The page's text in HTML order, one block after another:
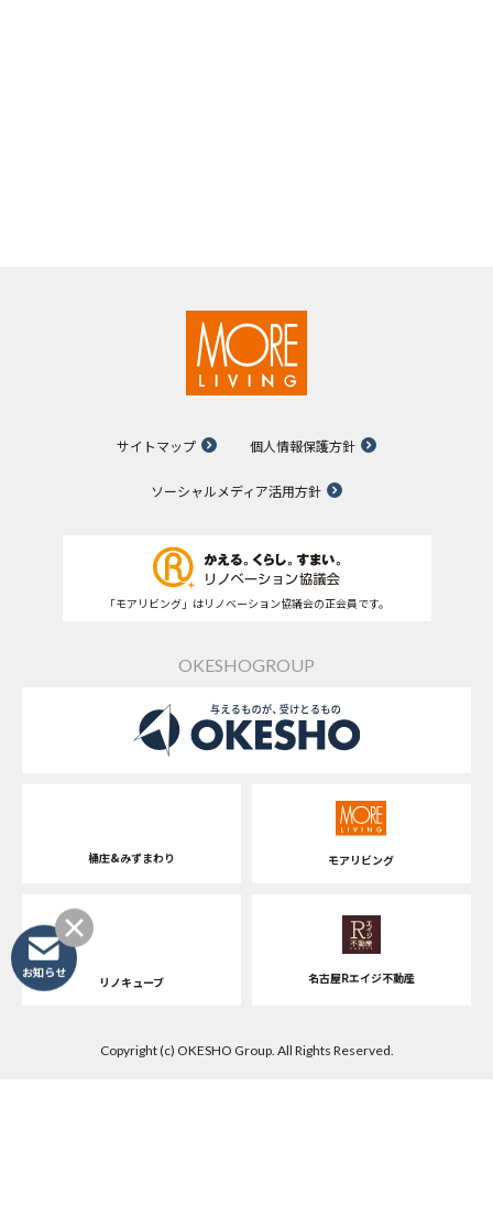
サイトマップ 個人情報保護方針
ソーシャルメディア活用方針
「モアリビング」はリノベーション協議会の正会員です。
OKESHOGROUP
桶庄&みずまわり モアリビング
リノキューブ 名古屋Rエイジ不動産
Copyright (c) OKESHO Group. All Rights Reserved.
お知らせ